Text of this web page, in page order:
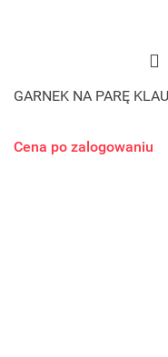
GARNEK NA PARĘ
Cena po zalogowaniu